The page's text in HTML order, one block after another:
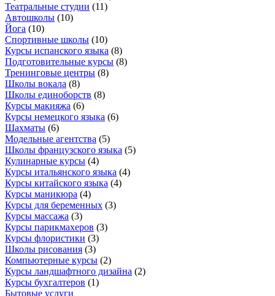
Театральные студии (11)
Автошколы (10)
Йога (10)
Спортивные школы (10)
Курсы испанского языка (8)
Подготовительные курсы (8)
Тренинговые центры (8)
Школы вокала (8)
Школы единоборств (8)
Курсы макияжа (6)
Курсы немецкого языка (6)
Шахматы (6)
Модельные агентства (5)
Школы французского языка (5)
Кулинарные курсы (4)
Курсы итальянского языка (4)
Курсы китайского языка (4)
Курсы маникюра (4)
Курсы для беременных (3)
Курсы массажа (3)
Курсы парикмахеров (3)
Курсы флористики (3)
Школы рисования (3)
Компьютерные курсы (2)
Курсы ландшафтного дизайна (2)
Курсы бухгалтеров (1)
Бытовые услуги